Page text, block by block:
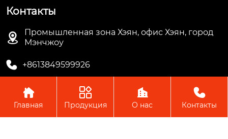
Контакты

Промышленная зона Хэян, офис Хэян, город
Мэнчжоу
 +8613849599926
Авторское право © ООО Мэнчжоу Ляньгуань Пластик

Главная

Продукция

О нас

Контакты